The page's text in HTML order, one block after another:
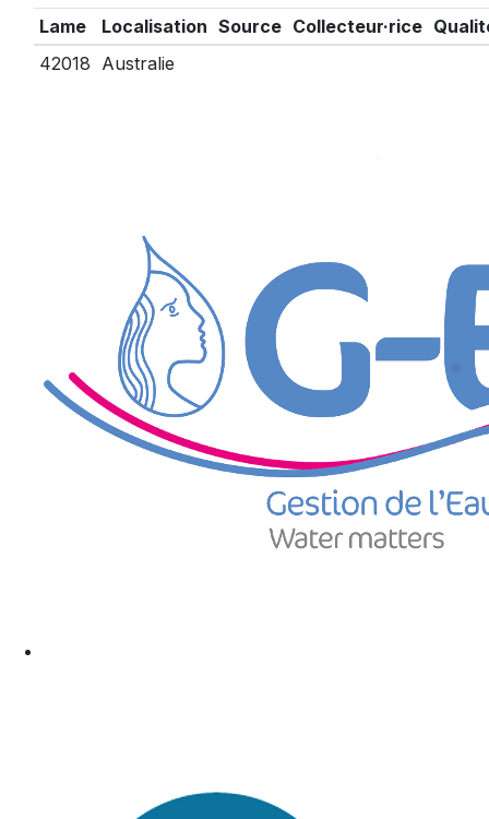
Lame Localisation Source Collecteur·rice
42018 Australie